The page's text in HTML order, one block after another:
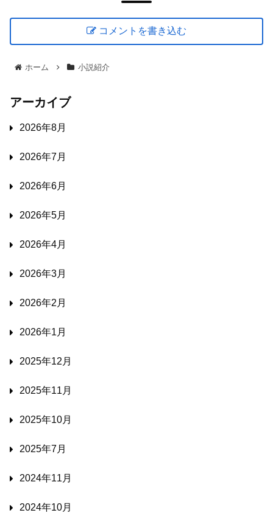
コメントを書き込む
ホーム 小説紹介
アーカイブ
2026年8月
2026年7月
2026年6月
2026年5月
2026年4月
2026年3月
2026年2月
2026年1月
2025年12月
2025年11月
2025年10月
2025年7月
2024年11月
2024年10月